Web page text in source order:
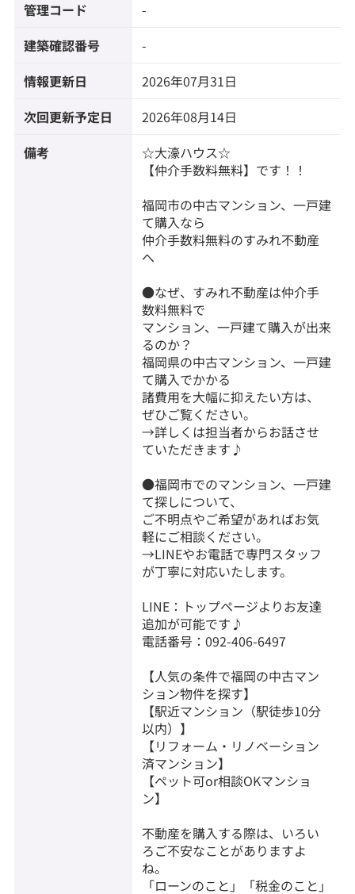
管理コード -
建築確認番号 -
情報更新日 2026年07月31日
次回更新予定日 2026年08月14日
備考
☆大濠ハウス☆
【仲介手数料無料】です！！
福岡市の中古マンション、一戸建
て購入なら
仲介手数料無料のすみれ不動産
へ
●なぜ、すみれ不動産は仲介手
数料無料で
マンション、一戸建て購入が出来
るのか？
福岡県の中古マンション、一戸建
て購入でかかる
諸費用を大幅に抑えたい方は、
ぜひご覧ください。
→詳しくは担当者からお話させ
ていただきます♪
●福岡市でのマンション、一戸建
て探しについて、
ご不明点やご希望があればお気
軽にご相談ください。
→LINEやお電話で専門スタッフ
が丁寧に対応いたします。
LINE：トップページよりお友達
追加が可能です♪
電話番号：092-406-6497
【人気の条件で福岡の中古マン
ション物件を探す】
【駅近マンション（駅徒歩10分
以内）】
【リフォーム・リノベーション
済マンション】
【ペット可or相談OKマンショ
ン】
不動産を購入する際は、いろい
ろご不安なことがありますよ
ね。
「ローンのこと」「税金のこと」